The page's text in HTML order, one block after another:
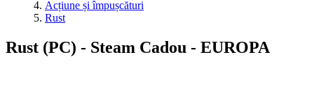
Acțiune și împușcături
Rust
Rust (PC) - Steam Cadou - EUROPA